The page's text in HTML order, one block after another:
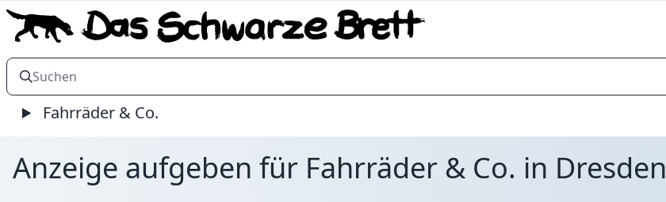
Fahrräder & Co.
Anzeige aufgeben für Fahrräder & Co. in Dresden